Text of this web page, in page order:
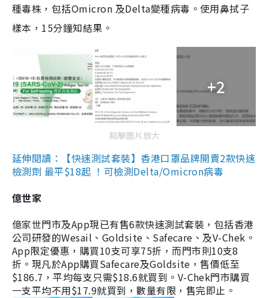
種毒株，包括Omicron 及Delta變種病毒。使用鼻拭子
樣本，15分鐘知結果。
+2
點擊圖片放大
延伸閱讀：【快速測試套裝】香港口罩品牌開賣2款快速
檢測劑 最平$18起 ！可檢測Delta/Omicron病毒
億世家
億家世門市及App現已有售6款快速測試套裝，包括香港
公司研發的Wesail、Goldsite、Safecare、及V-Chek。
App限定優惠，購買10支可享75折，而門市則10支8
折。現凡於App購買Safecare及Goldsite，售價低至
$186.7，平均每支只需$18.6就買到。V-Chek門市購買
一支平均不用$17.9就買到，數量有限，售完即止。